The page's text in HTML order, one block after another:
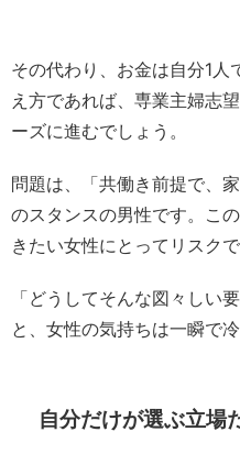
その代わり、お金は自分1
え方であれば、専業主婦志
ーズに進むでしょう。
問題は、「共働き前提で、
のスタンスの男性です。こ
きたい女性にとってリスク
「どうしてそんな図々しい
と、女性の気持ちは一瞬で
自分だけが選ぶ立場